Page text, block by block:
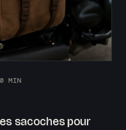
MIN
sacoches pour